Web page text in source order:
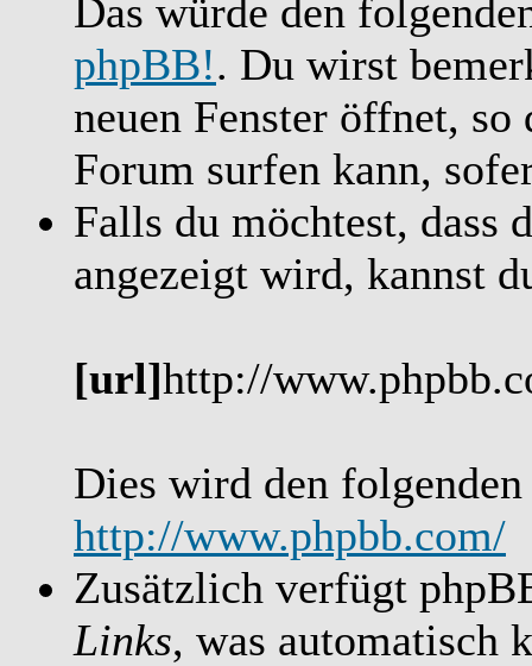
Das würde den
phpBB!. Du wirst
neuen Fenster öffnet,
Forum surfen kann,
Falls du möchtest, dass
angezeigt wird, kannst
[url]http://
Dies wird den
http://www.phpbb.com/
Zusätzlich verfügt
Links, was automatisch